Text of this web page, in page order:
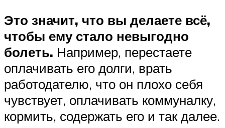
Это значит, что вы делаете всё,
чтобы ему стало невыгодно
болеть. Например, перестаете
оплачивать его долги, врать
работодателю, что он плохо себя
чувствует, оплачивать коммуналку,
кормить, содержать его и так далее.